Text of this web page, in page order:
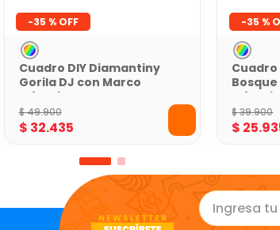
-35 %
Cuadro DIY Diamantiny
Gorila DJ con Marco
Infantil
$49.900
$ 32.435
-35 %
Cuadro
Infantil
$39.900
$ 25.